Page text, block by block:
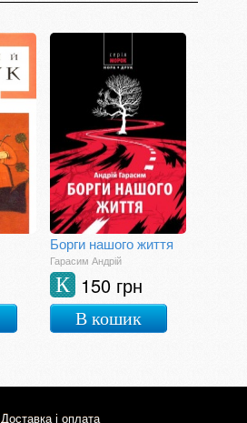
Борги нашого життя
Гарасим Андрій
150 грн
К
В кошик
Доставка і оплата